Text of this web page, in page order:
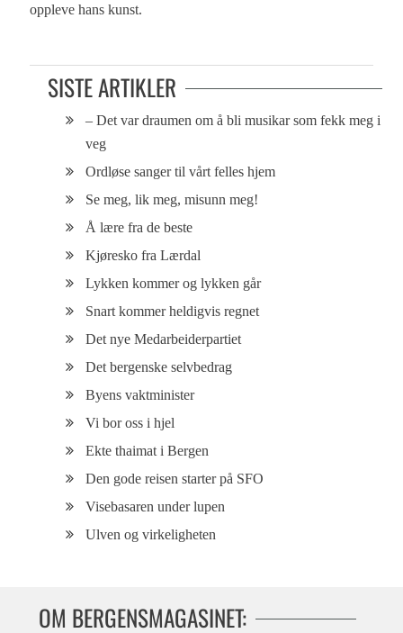
oppleve hans kunst.
SISTE ARTIKLER
– Det var draumen om å bli musikar som fekk meg i
veg
Ordløse sanger til vårt felles hjem
Se meg, lik meg, misunn meg!
Å lære fra de beste
Kjøresko fra Lærdal
Lykken kommer og lykken går
Snart kommer heldigvis regnet
Det nye Medarbeiderpartiet
Det bergenske selvbedrag
Byens vaktminister
Vi bor oss i hjel
Ekte thaimat i Bergen
Den gode reisen starter på SFO
Visebasaren under lupen
Ulven og virkeligheten
OM BERGENSMAGASINET: